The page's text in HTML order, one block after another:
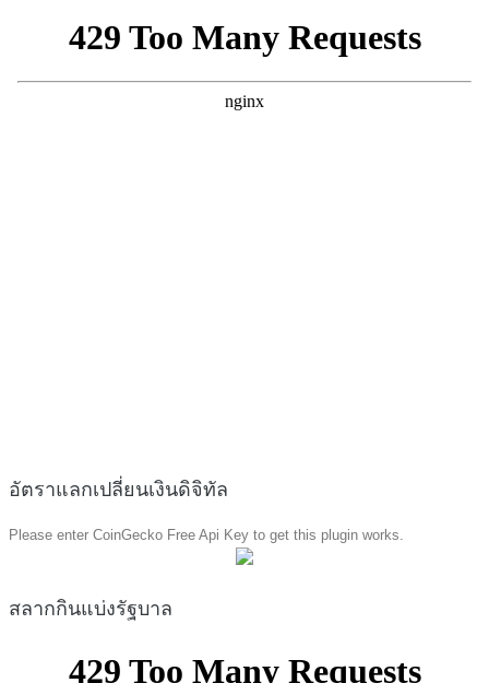
อัตราแลกเปลี่ยนเงินดิจิทัล
Please enter CoinGecko Free Api Key to get this plugin works.
สลากกินแบ่งรัฐบาล